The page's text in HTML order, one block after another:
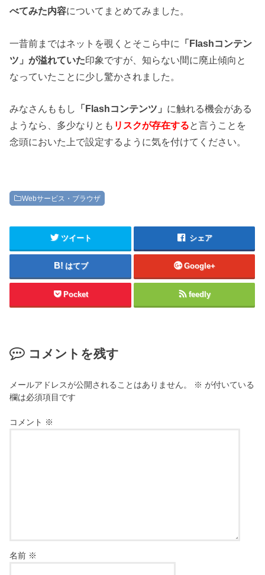
べてみた内容についてまとめてみました。
一昔前まではネットを覗くとそこら中に
「Flashコンテン
ツ」が溢れていた印象ですが、知らない間に廃止傾向と
なっていたことに少し驚かされました。
みなさんももし 「Flashコンテンツ」 に触れる機会がある
ようなら、多少なりとも リスクが存在すると言うことを
念頭においた上で設定するように気を付けてください。
Webサービス・ブラウザ
ツイート シェア
はてブ Google+
Pocket feedly
コメントを残す
メールアドレスが公開されることはありません。 ※ が付いている
欄は必須項目です
コメント ※
名前 ※